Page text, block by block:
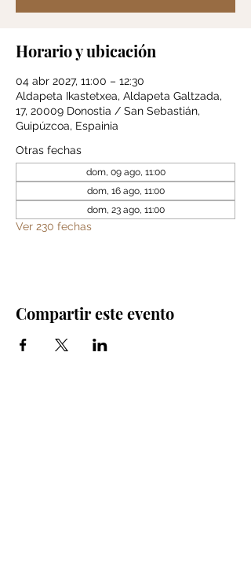
Horario y ubicación
04 abr 2027, 11:00 – 12:30
Aldapeta Ikastetxea, Aldapeta Galtzada,
17, 20009 Donostia / San Sebastián,
Guipúzcoa, Espainia
Otras fechas
dom, 09 ago, 11:00
dom, 16 ago, 11:00
dom, 23 ago, 11:00
Ver 230 fechas
Compartir este evento